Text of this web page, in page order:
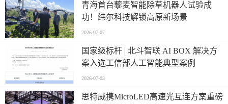
青海首台藜麦智能除草机器人试验成
功！纬尔科技解锁高原新场景
2026-07-07
国家级标杆 | 北斗智联 AI BOX 解决方
案入选工信部人工智能典型案例
2026-07-03
思特威携MicroLED高速光互连方案重磅